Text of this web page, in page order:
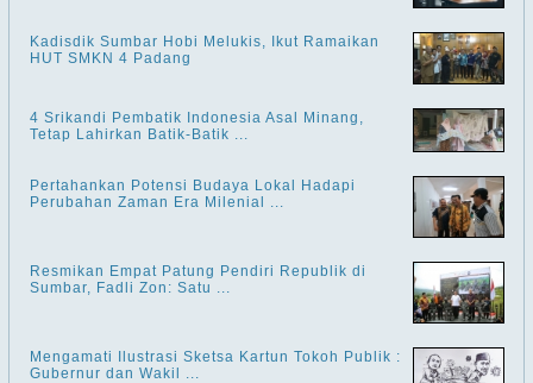
Kadisdik Sumbar Hobi Melukis, Ikut Ramaikan
HUT SMKN 4 Padang
4 Srikandi Pembatik Indonesia Asal Minang,
Tetap Lahirkan Batik-Batik ...
Pertahankan Potensi Budaya Lokal Hadapi
Perubahan Zaman Era Milenial ...
Resmikan Empat Patung Pendiri Republik di
Sumbar, Fadli Zon: Satu ...
Mengamati Ilustrasi Sketsa Kartun Tokoh Publik :
Gubernur dan Wakil ...